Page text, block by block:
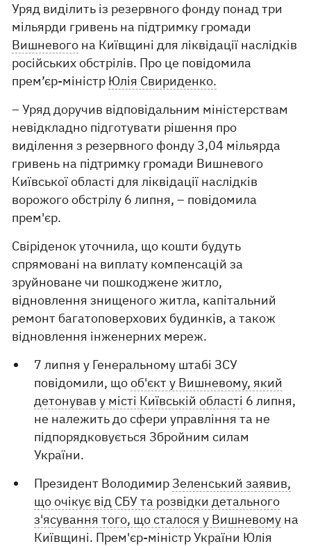
Уряд виділить із резервного фонду понад три
мільярди гривень на підтримку громади
Вишневого на Київщині для ліквідації наслідків
російських обстрілів. Про це повідомила
прем’єр-міністр Юлія Свириденко.
– Уряд доручив відповідальним міністерствам
невідкладно підготувати рішення про
виділення з резервного фонду 3,04 мільярда
гривень на підтримку громади Вишневого
Київської області для ліквідації наслідків
ворожого обстрілу 6 липня, – повідомила
прем'єр.
Свіріденок уточнила, що кошти будуть
спрямовані на виплату компенсацій за
зруйноване чи пошкоджене житло,
відновлення знищеного житла, капітальний
ремонт багатоповерхових будинків, а також
відновлення інженерних мереж.
7 липня у Генеральному штабі ЗСУ
повідомили, щооб'єкт у Вишневому, який
детонував у місті Київській області 6 липня,
не належить до сфери управління та не
підпорядковується Збройним силам
України.
Президент Володимир Зеленський заявив,
що очікує від СБУ та розвідки детального
з'ясування того, що сталося у Вишневому на
Київщині. Прем'єр-міністр України Юлія